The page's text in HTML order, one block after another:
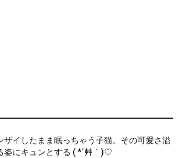
ザイしたまま眠っちゃう子猫。その可愛さ溢
姿にキュンとする ( *´艸｀)♡